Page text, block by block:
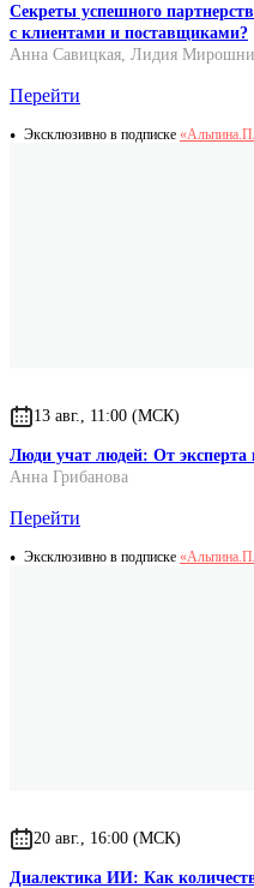
Секреты успешного
с клиентами и поставщиками?
Анна Савицкая Лидия
Перейти
Эксклюзивно в подписке
13 авг., 11:00 (МСК)
Люди учат людей: От эксперта
Анна Грибанова
Перейти
Эксклюзивно в подписке
20 авг., 16:00 (МСК)
Диалектика ИИ: Как